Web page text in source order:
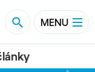
Vyhledat na
Hledat
MENU